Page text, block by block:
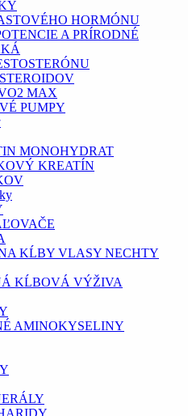
HORMÓNU
A PRÍRODNÉ
MAX
PUMPY
MONOHYDRAT
KREATÍN
KĹBY VLASY NECHTY
KĹBOVÁ VÝŽIVA
AMINOKYSELINY